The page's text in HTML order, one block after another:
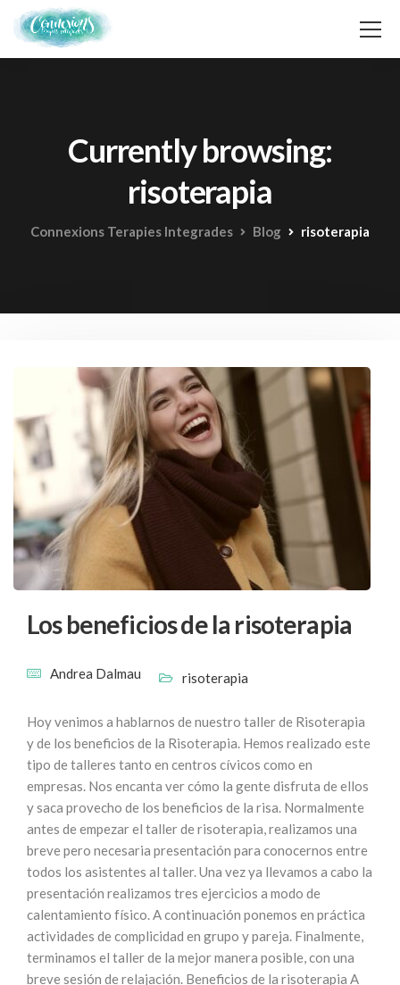
Currently browsing:
risoterapia
Connexions Terapies Integrades Blog risoterapia
Los beneficios de la risoterapia
Andrea Dalmau risoterapia
Hoy venimos a hablarnos de nuestro taller de Risoterapia
y de los beneficios de la Risoterapia. Hemos realizado este
tipo de talleres tanto en centros cívicos como en
empresas. Nos encanta ver cómo la gente disfruta de ellos
y saca provecho de los beneficios de la risa. Normalmente
antes de empezar el taller de risoterapia, realizamos una
breve pero necesaria presentación para conocernos entre
todos los asistentes al taller. Una vez ya llevamos a cabo la
presentación realizamos tres ejercicios a modo de
calentamiento físico. A continuación ponemos en práctica
actividades de complicidad en grupo y pareja. Finalmente,
terminamos el taller de la mejor manera posible, con una
breve sesión de relajación. Beneficios de la risoterapia A